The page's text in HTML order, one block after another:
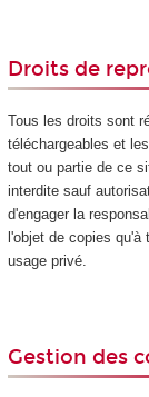
Droits de
Tous les droits sont
téléchargeables et
tout ou partie de ce
interdite sauf
d'engager la
l'objet de copies
usage privé.
Gestion des